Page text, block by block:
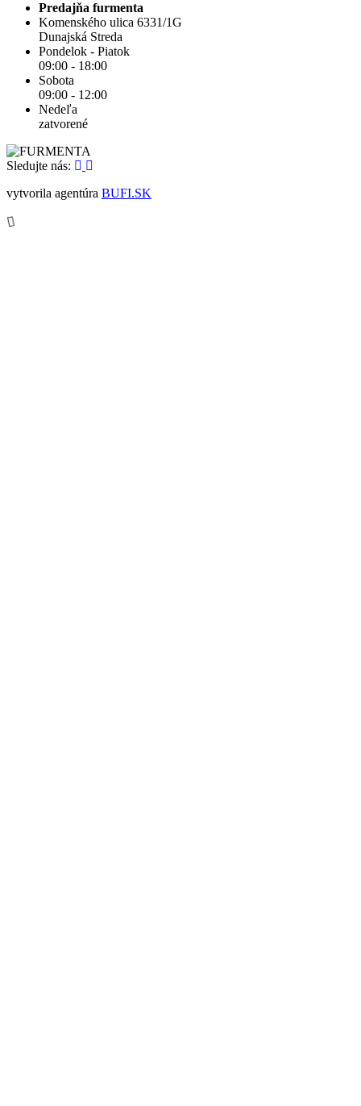
Predajňa furmenta
Komenského ulica 6331/1G
Dunajská Streda
Pondelok - Piatok
09:00 - 18:00
Sobota
09:00 - 12:00
Nedeľa
zatvorené
Sledujte nás:
vytvorila agentúra BUFI.SK